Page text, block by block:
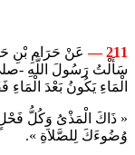
211 —
عَنْ حَرَامِ بْنِ
سَأَلْتُ رَسُولَ اللَّهِ -
الْمَاءِ يَكُونُ بَعْدَ الْمَاءِ
« ذَاكَ الْمَذْىُ وَكُلُّ
وُضُوءَكَ لِلصَّلاَةِ ».